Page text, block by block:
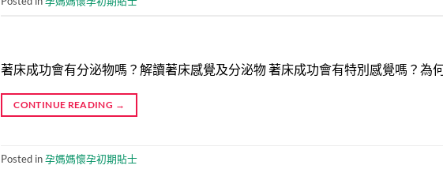
著床成功會有分泌物嗎？解讀著床感覺及分泌物 著床成功會有特別感覺嗎？為
CONTINUE READING →
Posted in孕媽媽懷孕初期貼士